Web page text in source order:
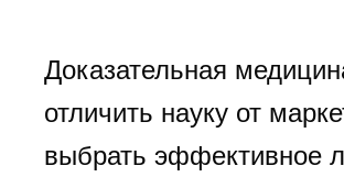
Доказательная
отличить науку от
выбрать эффективное